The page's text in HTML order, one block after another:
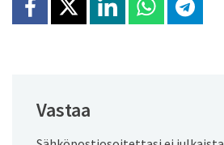
Jaa Facebookissa
Jaa X:ssäJaa Linkedinissä
Jaa Jaa
Vastaa